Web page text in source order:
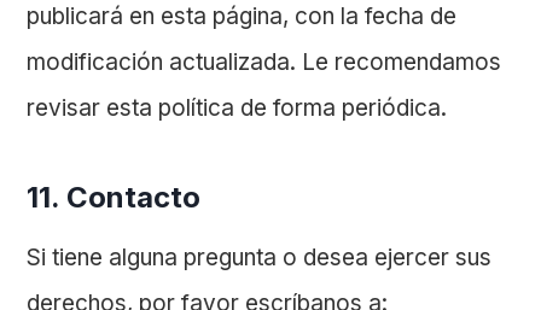
publicará en esta página, con la fecha de
modificación actualizada. Le recomendamos
revisar esta política de forma periódica.
11. Contacto
Si tiene alguna pregunta o desea ejercer sus
derechos, por favor escríbanos a: